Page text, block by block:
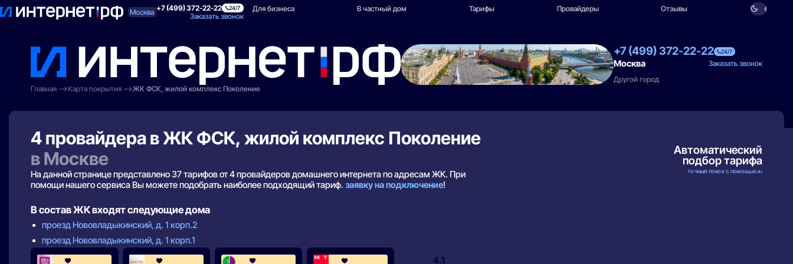
Москва +7 (499) 372-22-22 24/7
Заказать звонок
Поиск по адресу Для квартиры Для бизнеса В частный дом Тарифы Провайдеры Отзывы
+7 (499) 372-22-22 24/7
Москва
Заказать звонок
Другой город
Главная
Карта покрытия ЖК ФСК, жилой комплекс Поколение
4 провайдера в ЖК ФСК, жилой комплекс Поколение
в Москве
На данной странице представлено 37 тарифов от 4 провайдеров домашнего интернета по адресам ЖК. При
помощи нашего сервиса Вы можете подобрать наиболее подходящий тариф.заявку на подключение!
Автоматический
подбор тарифа
ТОЧНЫЙ ПОИСК С ПОМОЩЬЮ AI
В состав ЖК входят следующие дома
проезд Нововладыкинский, д. 1 корп.2
проезд Нововладыкинский, д. 1 корп.1
3.7
4.3 4.1 4.1